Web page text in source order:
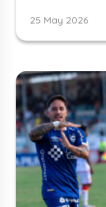
25 May 2026